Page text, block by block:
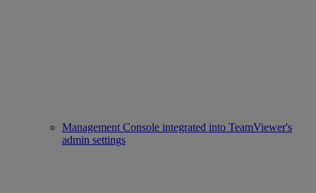
Management Console integrated into TeamViewer's
admin settings